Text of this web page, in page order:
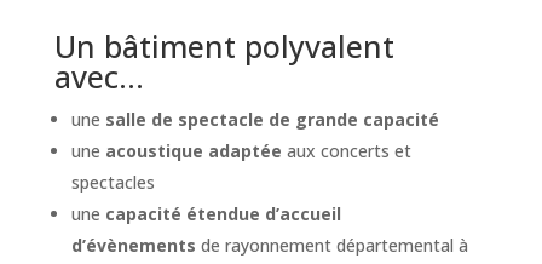
Un bâtiment polyvalent
avec…
une salle de spectacle de grande capacité
une acoustique adaptée aux concerts et
spectacles
une capacité étendue d’accueil
d’évènements de rayonnement départemental à